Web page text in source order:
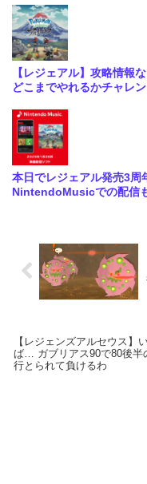
【レジェアル】攻略情報
どこまでやれるかチャレ
本日でレジェアル発売3周
NintendoMusicでの配信
【レジェンズアルセウス】
ば… ガブリアス90で80後半
行とられて負けるわ